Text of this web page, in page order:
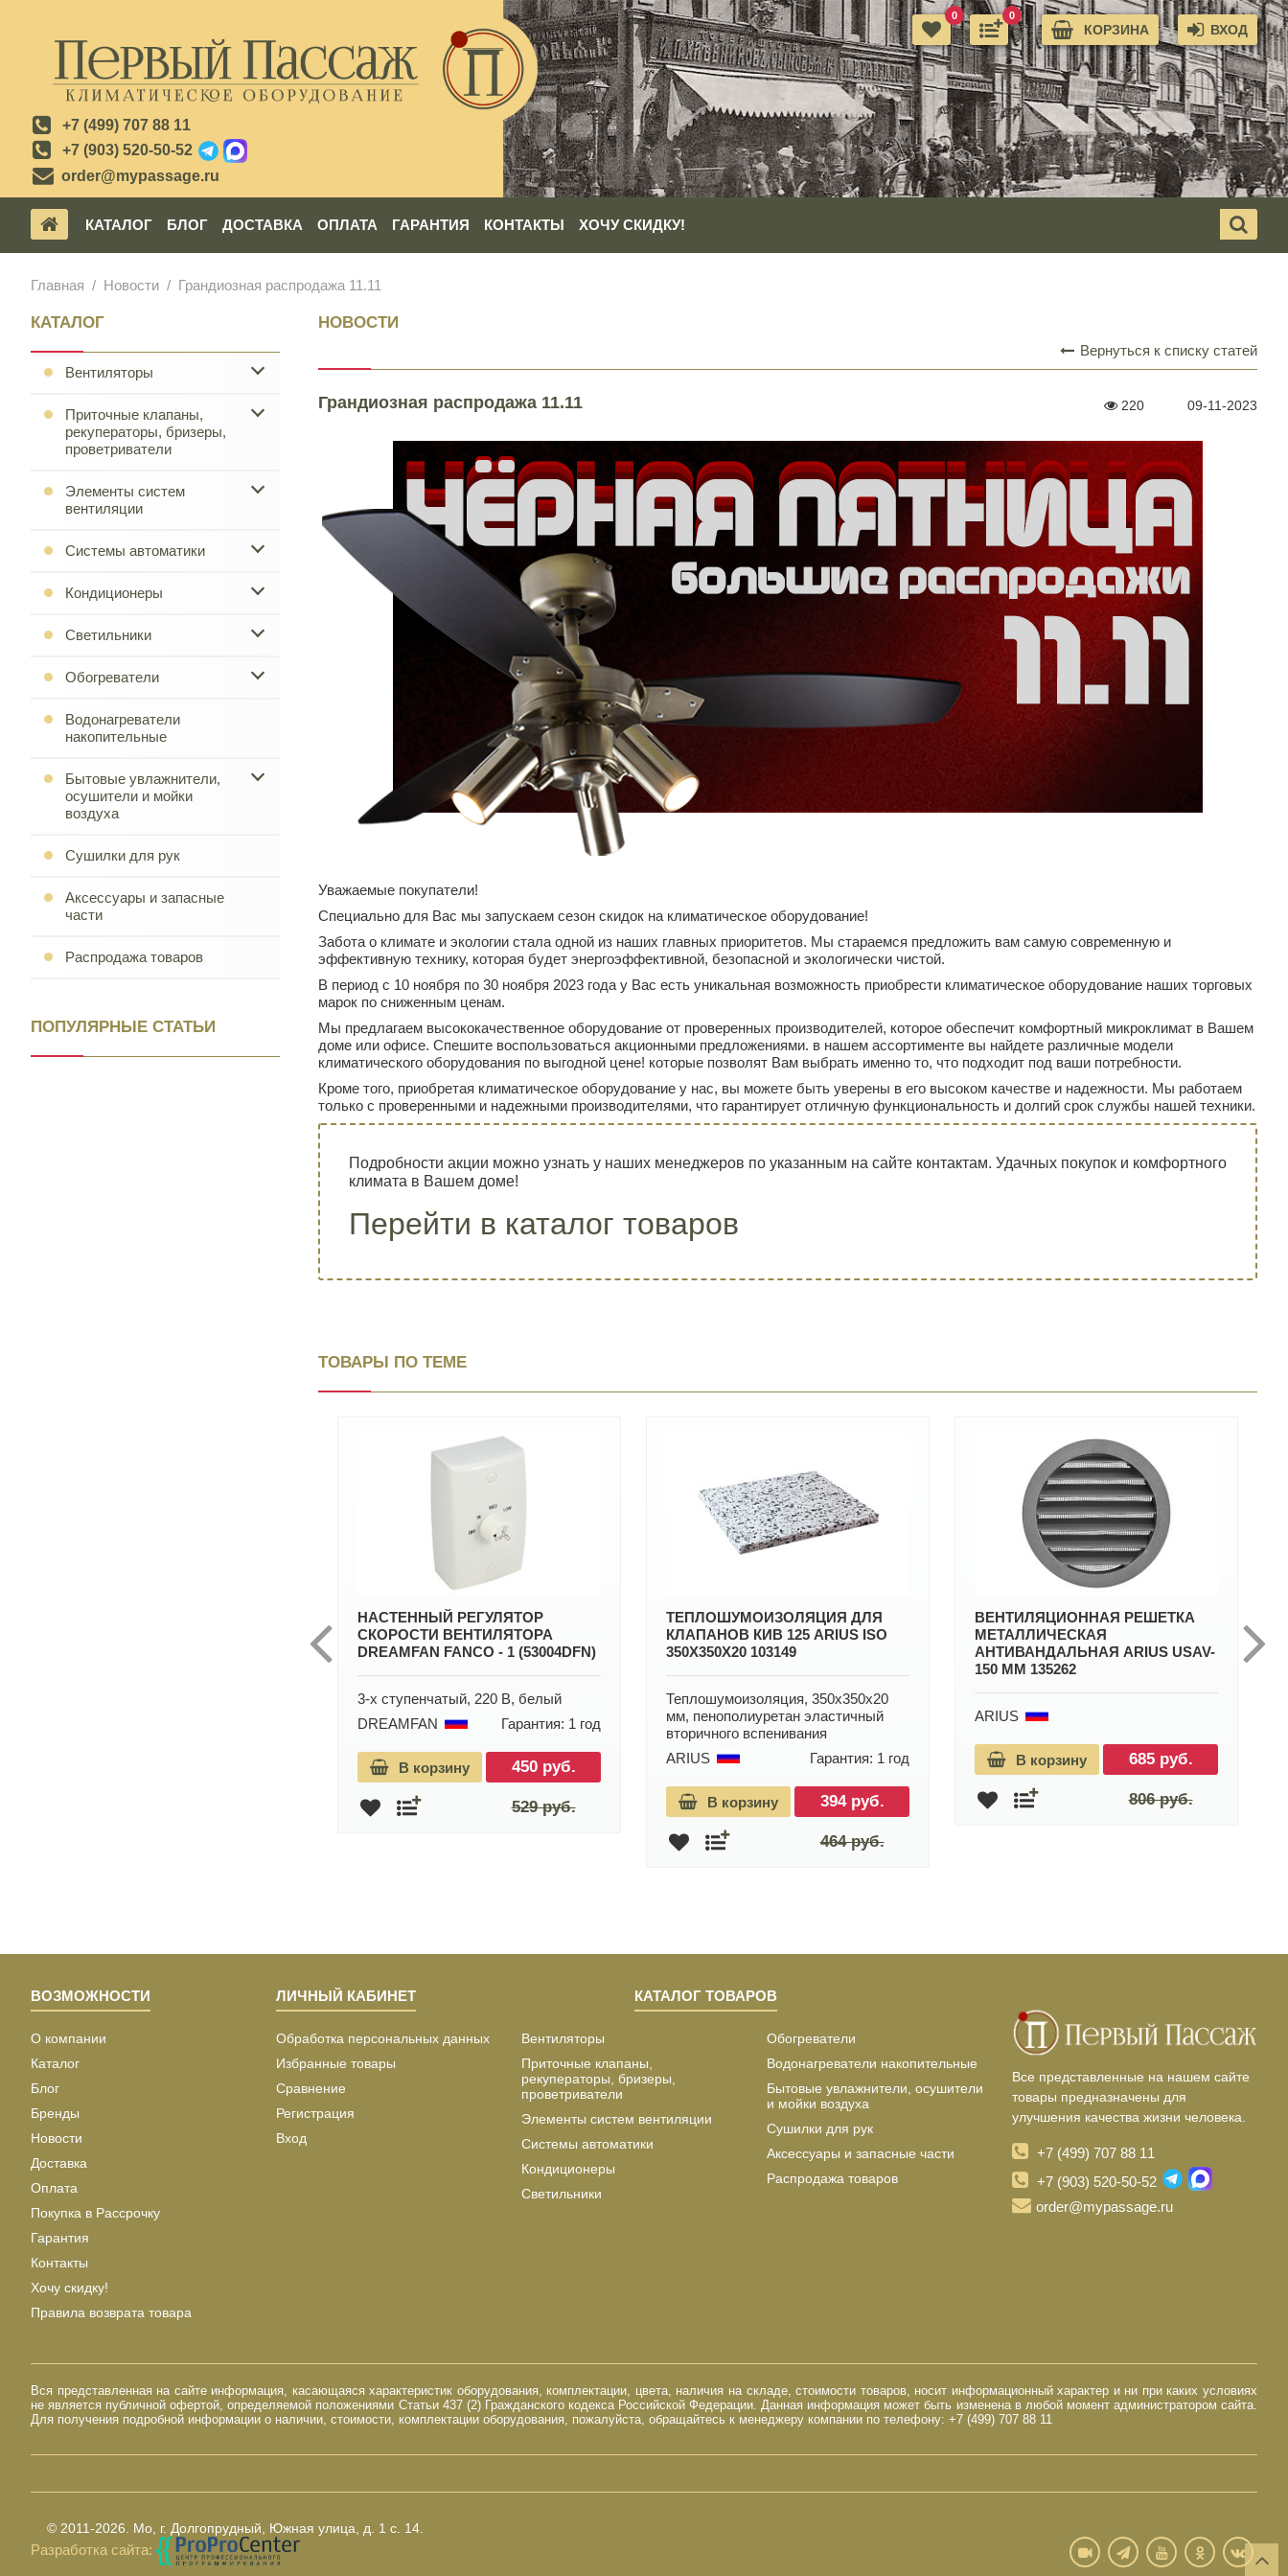
+7 (499) 707 88 11
+7 (903) 520-50-52
order@mypassage.ru
ВХОД
КОРЗИНА
0
0
КАТАЛОГ БЛОГ ДОСТАВКА ОПЛАТА ГАРАНТИЯ КОНТАКТЫ ХОЧУ СКИДКУ!
Главная Новости Грандиозная распродажа 11.11
КАТАЛОГ
Вентиляторы
Приточные клапаны,
рекуператоры, бризеры,
проветриватели
Элементы систем
вентиляции
Системы автоматики
Кондиционеры
Светильники
Обогреватели
Водонагреватели
накопительные
Бытовые увлажнители,
осушители и мойки
воздуха
Сушилки для рук
Аксессуары и запасные
части
Распродажа товаров
ПОПУЛЯРНЫЕ СТАТЬИ
НОВОСТИ
Вернуться к списку статей
Грандиозная распродажа 11.11 220 09-11-2023
Уважаемые покупатели!
Специально для Вас мы запускаем сезон скидок на климатическое оборудование!
Забота о климате и экологии стала одной из наших главных приоритетов. Мы стараемся предложить вам самую современную и
эффективную технику, которая будет энергоэффективной, безопасной и экологически чистой.
В период с 10 ноября по 30 ноября 2023 года у Вас есть уникальная возможность приобрести климатическое оборудование наших торговых
марок по сниженным ценам.
Мы предлагаем высококачественное оборудование от проверенных производителей, которое обеспечит комфортный микроклимат в Вашем
доме или офисе. Спешите воспользоваться акционными предложениями. в нашем ассортименте вы найдете различные модели
климатического оборудования по выгодной цене! которые позволят Вам выбрать именно то, что подходит под ваши потребности.
Кроме того, приобретая климатическое оборудование у нас, вы можете быть уверены в его высоком качестве и надежности. Мы работаем
только с проверенными и надежными производителями, что гарантирует отличную функциональность и долгий срок службы нашей техники.
Подробности акции можно узнать у наших менеджеров по указанным на сайте контактам. Удачных покупок и комфортного
климата в Вашем доме!
Перейти в каталог товаров
ТОВАРЫ ПО ТЕМЕ
НАСТЕННЫЙ РЕГУЛЯТОР
СКОРОСТИ ВЕНТИЛЯТОРА
DREAMFAN FANCO - 1 (53004DFN)
3-х ступенчатый, 220 В, белый
DREAMFAN
Гарантия: 1 год
450 руб.
529 руб.
В корзину
ТЕПЛОШУМОИЗОЛЯЦИЯ ДЛЯ
КЛАПАНОВ КИВ 125 ARIUS ISO
350Х350Х20 103149
Теплошумоизоляция, 350х350х20
мм, пенополиуретан эластичный
вторичного вспенивания
ARIUS
Гарантия: 1 год
394 руб.
464 руб.
В корзину
ВЕНТИЛЯЦИОННАЯ РЕШЕТКА
МЕТАЛЛИЧЕСКАЯ
АНТИВАНДАЛЬНАЯ ARIUS USAV-
150 ММ 135262
ARIUS
685 руб.
806 руб.
В корзину
ВОЗМОЖНОСТИ
О компании
Каталог
Блог
Бренды
Новости
Доставка
Оплата
Покупка в Рассрочку
Гарантия
Контакты
Хочу скидку!
Правила возврата товара
ЛИЧНЫЙ КАБИНЕТ
Обработка персональных данных
Избранные товары
Сравнение
Регистрация
Вход
КАТАЛОГ ТОВАРОВ
Вентиляторы
Приточные клапаны,
рекуператоры, бризеры,
проветриватели
Элементы систем вентиляции
Системы автоматики
Кондиционеры
Светильники
Обогреватели
Водонагреватели накопительные
Бытовые увлажнители, осушители
и мойки воздуха
Сушилки для рук
Аксессуары и запасные части
Распродажа товаров
Все представленные на нашем сайте
товары предназначены для
улучшения качества жизни человека.
+7 (499) 707 88 11
+7 (903) 520-50-52
order@mypassage.ru
Вся представленная на сайте информация, касающаяся характеристик оборудования, комплектации, цвета, наличия на складе, стоимости товаров, носит информационный характер и ни при каких условиях
не является публичной офертой, определяемой положениями Статьи 437 (2) Гражданского кодекса Российской Федерации. Данная информация может быть изменена в любой момент администратором сайта.
Для получения подробной информации о наличии, стоимости, комплектации оборудования, пожалуйста, обращайтесь к менеджеру компании по телефону: +7 (499) 707 88 11
© 2011-2026. Мо, г. Долгопрудный, Южная улица, д. 1 с. 14.
Разработка сайта: